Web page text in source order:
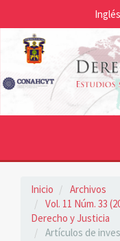
Contenido
principal
Barra
lateral
Inglés
Inicio
Archivos
Vol. 11 Núm. 33
Derecho y Justicia
Artículos de